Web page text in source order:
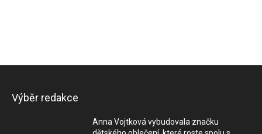
Výběr redakce
Anna Vojtková vybudovala značku